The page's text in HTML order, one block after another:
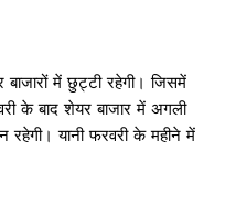
में छुट्टी रहेगी। जिसमें
के बाद शेयर बाजार में अगली
रहेगी। यानी फरवरी के महीने में